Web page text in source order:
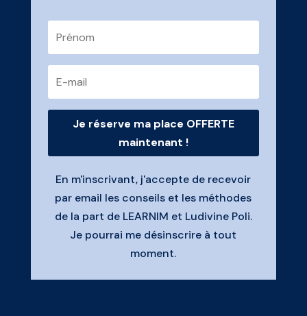
Je réserve ma place OFFERTE
maintenant !
En m'inscrivant, j'accepte de recevoir
par email les conseils et les méthodes
de la part de LEARNIM et Ludivine Poli.
Je pourrai me désinscrire à tout
moment.